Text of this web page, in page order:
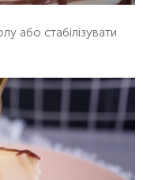
або стабілізувати